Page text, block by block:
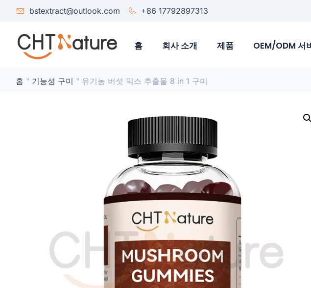
bstextract@outlook.com +86 17792897313
홈 회사 소개 제품 OEM/ODM 서
홈 " 기능성 구미 " 유기농 버섯 믹스 추출물 8 in 1 구미